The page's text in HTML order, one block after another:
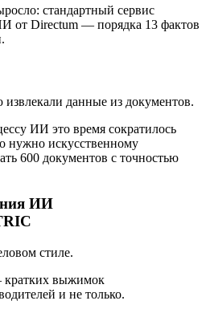
стандартный сервис
от Directum — порядка 13 фактов
данные из документов.
ИИ это время сократилось
нужно искусственному
600 документов с точностью
ИИ
стиле.
кратких выжимок
и не только.